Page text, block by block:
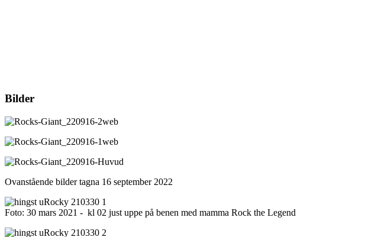
Bilder
Ovanstående bilder tagna 16 september 2022
Foto: 30 mars 2021 - kl 02 just uppe på benen med mamma Rock the Legend